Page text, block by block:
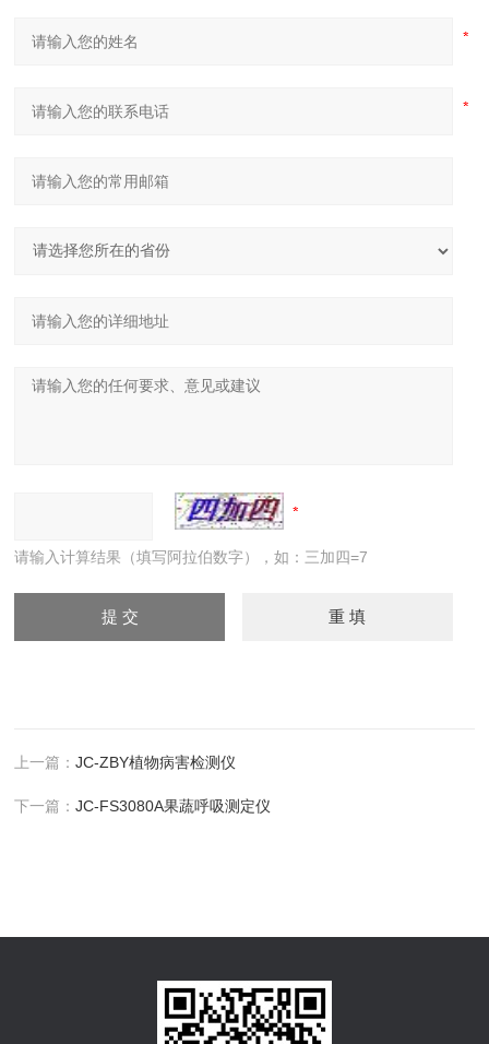
请输入计算结果（填写阿拉伯数字），如：三加四=7
上一篇：JC-ZBY植物病害检测仪
下一篇：JC-FS3080A果蔬呼吸测定仪